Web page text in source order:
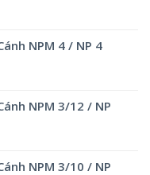
NPM 4 / NP 4
NPM 3/12 / NP
NPM 3/10 / NP